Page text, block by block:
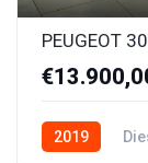
PEUGEOT
2019